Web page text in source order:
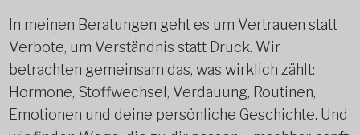
In meinen Beratungen geht es um Vertrauen statt
Verbote, um Verständnis statt Druck. Wir
betrachten gemeinsam das, was wirklich zählt:
Hormone, Stoffwechsel, Verdauung, Routinen,
Emotionen und deine persönliche Geschichte. Und